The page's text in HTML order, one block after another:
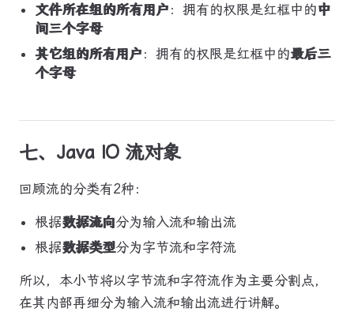
文件所在组的所有用户 ：拥有的权限是红框中的中
间三个字母
其它组的所有用户 ：拥有的权限是红框中的最后三
个字母
七、Java IO 流对象
回顾流的分类有2种：
根据数据流向分为输入流和输出流
根据数据类型分为字节流和字符流
所以，本小节将以字节流和字符流作为主要分割点，
在其内部再细分为输入流和输出流进行讲解。